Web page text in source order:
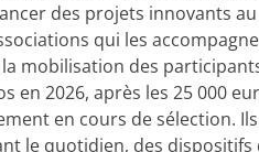
des projets innovants
qui les
mobilisation des
en 2026, après les 25 000
en cours de sélection.
le quotidien, des dispositifs